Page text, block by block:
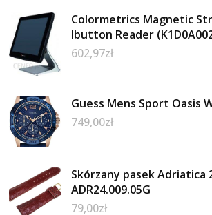
Colormetrics Magnetic
Ibutton Reader
602,97zł
Guess Mens Sport Oasis
749,00zł
Skórzany pasek Adriatica
ADR24.009.05G
79,00zł